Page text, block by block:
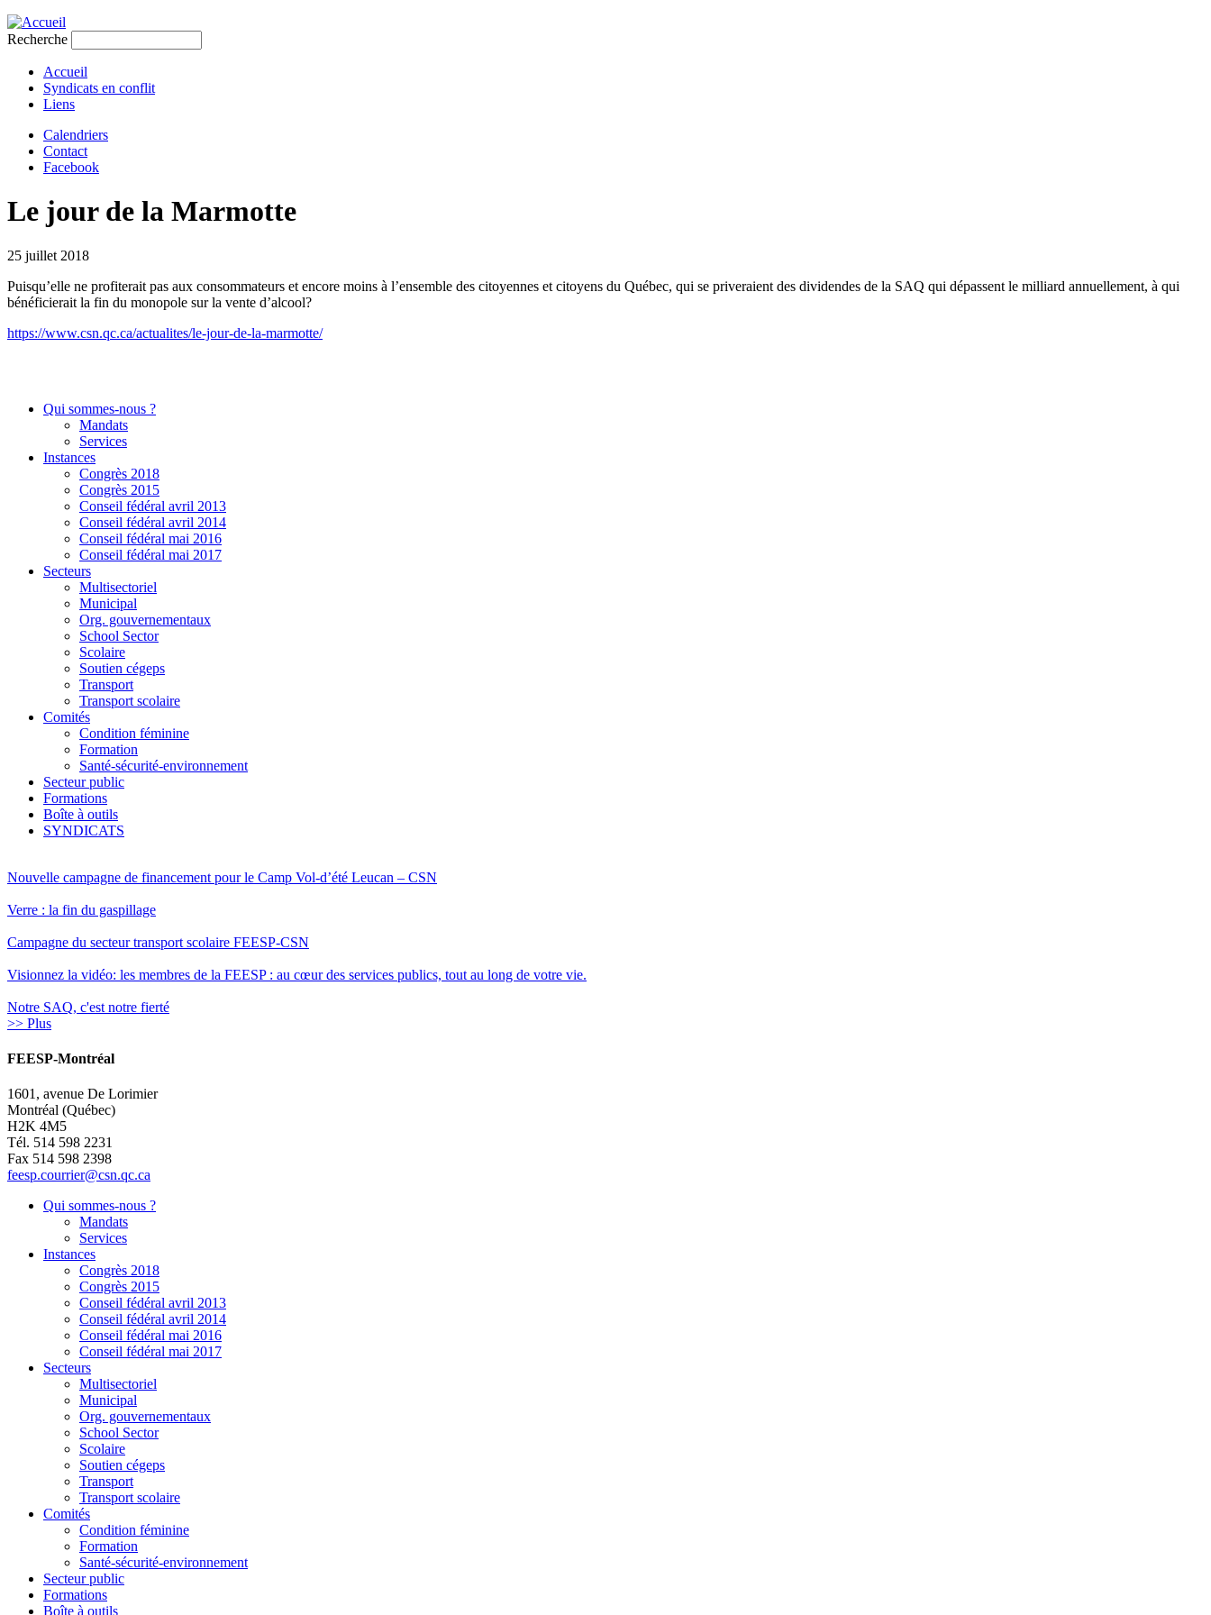
Jump to navigation
Recherche
Accueil
Syndicats en conflit
Liens
Calendriers
Contact
Facebook
Le jour de la Marmotte
25 juillet 2018
Puisqu’elle ne profiterait pas aux consommateurs et encore moins à l’ensemble des citoyennes et citoyens du Québec, qui se priveraient des dividendes de la SAQ qui dépassent le milliard annuellement, à qui
bénéficierait la fin du monopole sur la vente d’alcool?
https://www.csn.qc.ca/actualites/le-jour-de-la-marmotte/
Qui sommes-nous ?
Mandats
Services
Instances
Congrès 2018
Congrès 2015
Conseil fédéral avril 2013
Conseil fédéral avril 2014
Conseil fédéral mai 2016
Conseil fédéral mai 2017
Secteurs
Multisectoriel
Municipal
Org. gouvernementaux
School Sector
Scolaire
Soutien cégeps
Transport
Transport scolaire
Comités
Condition féminine
Formation
Santé-sécurité-environnement
Secteur public
Formations
Boîte à outils
SYNDICATS
Nouvelle campagne de financement pour le Camp Vol-d’été Leucan – CSN
Verre : la fin du gaspillage
Campagne du secteur transport scolaire FEESP-CSN
Visionnez la vidéo: les membres de la FEESP : au cœur des services publics, tout au long de votre vie.
Notre SAQ, c'est notre fierté
>> Plus
FEESP-Montréal
1601, avenue De Lorimier
Montréal (Québec)
H2K 4M5
Tél. 514 598 2231
Fax 514 598 2398
feesp.courrier@csn.qc.ca
Qui sommes-nous ?
Mandats
Services
Instances
Congrès 2018
Congrès 2015
Conseil fédéral avril 2013
Conseil fédéral avril 2014
Conseil fédéral mai 2016
Conseil fédéral mai 2017
Secteurs
Multisectoriel
Municipal
Org. gouvernementaux
School Sector
Scolaire
Soutien cégeps
Transport
Transport scolaire
Comités
Condition féminine
Formation
Santé-sécurité-environnement
Secteur public
Formations
Boîte à outils